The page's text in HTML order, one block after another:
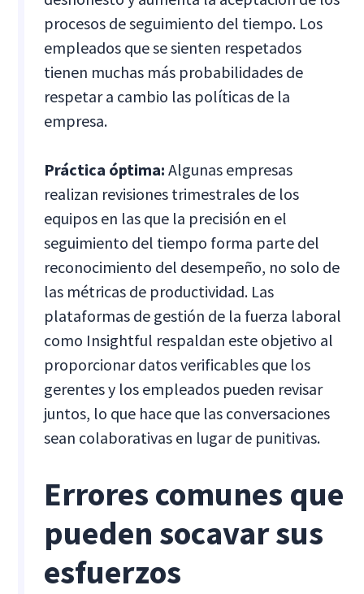
procesos de seguimiento del tiempo. Los
empleados que se sienten respetados
tienen muchas más probabilidades de
respetar a cambio las políticas de la
empresa.
Práctica óptima:Algunas empresas
realizan revisiones trimestrales de los
equipos en las que la precisión en el
seguimiento del tiempo forma parte del
reconocimiento del desempeño, no solo de
las métricas de productividad. Las
plataformas de gestión de la fuerza laboral
como Insightful respaldan este objetivo al
proporcionar datos verificables que los
gerentes y los empleados pueden revisar
juntos, lo que hace que las conversaciones
sean colaborativas en lugar de punitivas.
Errores comunes que
pueden socavar sus
esfuerzos